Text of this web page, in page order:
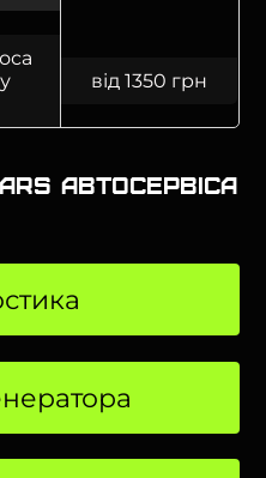
від 1350 грн
автосервіса